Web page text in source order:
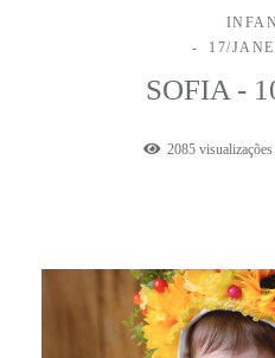
17/
SOFIA -
2085 visualizações